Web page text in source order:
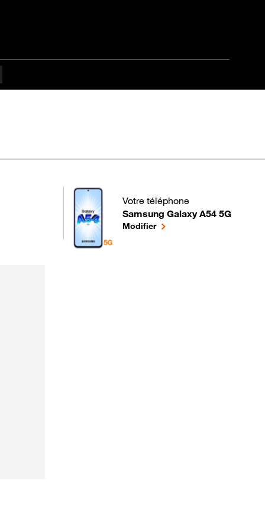
Votre téléphone
Samsung Galaxy A54 5G
pour votre Samsung Galaxy A54
Modifierle téléphone sélectionné